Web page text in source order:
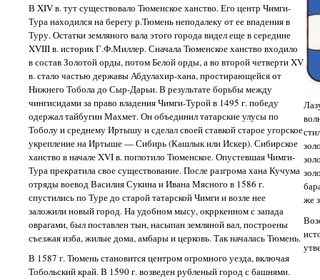
В XIV в. тут существовало Тюменское ханство. Его центр Чимги-
Тура находился на берегу р.Тюмень неподалеку от ее впадения в
Туру. Остатки земляного вала этого города видел еще в середине
XVIII в. историк Г.Ф.Миллер. Сначала Тюменское ханство входило
в состав Золотой орды, потом Белой орды, а во второй четверти XV
в. стало частью державы Абдулахир-хана, простирающейся от
Нижнего Тобола до Сыр-Дарьи. В результате борьбы между
чингисидами за право владения Чимги-Турой в 1495 г. победу
одержал тайбугин Махмет. Он объединил татарские улусы по
Тоболу и среднему Иртышу и сделал своей ставкой старое угорское
укрепление на Иртыше — Сибирь (Кашлык или Искер). Сибирское
ханство в начале XVI в. поглотило Тюменское. Опустевшая Чимги-
Тура прекратила свое существование. После разгрома хана Кучума
отряды воевод Василия Сукина и Ивана Мясного в 1586 г.
спустились по Туре до старой татарской Чимги и возле нее
заложили новый город. На удобном мысу, окрркенном с запада
оврагами, был поставлен тын, насыпан земляной вал, построены
съезжая изба, жилые дома, амбары и церковь. Так началась Тюмень.
В 1587 г. Тюмень становится центром огромного уезда, включая
Тобольский край. В 1590 г. возведен рубленый город с башнями.
же